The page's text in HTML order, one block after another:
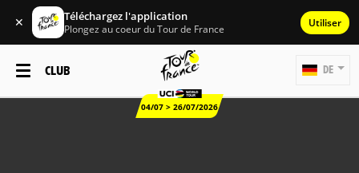
✕ Téléchargez l'application
Plongez au coeur du Tour de France Utiliser
CLUB
04/07 > 26/07/2026
DE